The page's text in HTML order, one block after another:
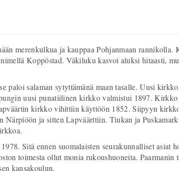
merenkulkua ja kauppaa Pohjanmaan
Koppöstad. Väkiluku kasvoi aluksi hitaasti,
salaman sytyttämänä maan tasalle. Uusi
uusi punatiilinen kirkko valmistui 1897.
kirkko vihittiin käyttöön 1852. Siipyyn
ja sitten Lapväärttiin. Tiukan ja
Sitä ennen suomalaisten seurakunnalliset
toimesta ollut monia rukoushuoneita. Paarmanin
kansakoulun.